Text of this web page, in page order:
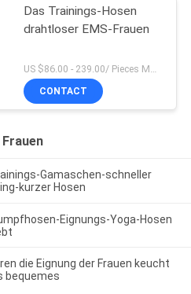
Das Trainings-Hosen
drahtloser EMS-Frauen
CONTACT
Gamaschen-schneller
kurzer Hosen
Eignungs-Yoga-Hosen
die Eignung der Frauen keucht
bequemes